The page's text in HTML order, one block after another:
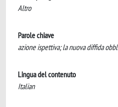
Altro
Parole chiave
azione ispettiva; la nuova diffida
Lingua del contenuto
Italian